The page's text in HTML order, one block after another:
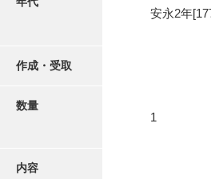
安永2年
作成・受取
数量
1
内容